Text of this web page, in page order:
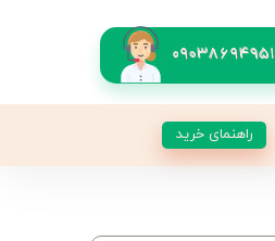
09038694951
راهنمای خرید